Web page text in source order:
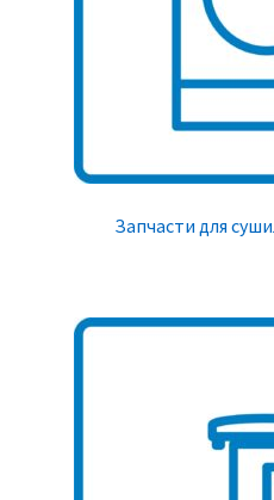
Запчасти для